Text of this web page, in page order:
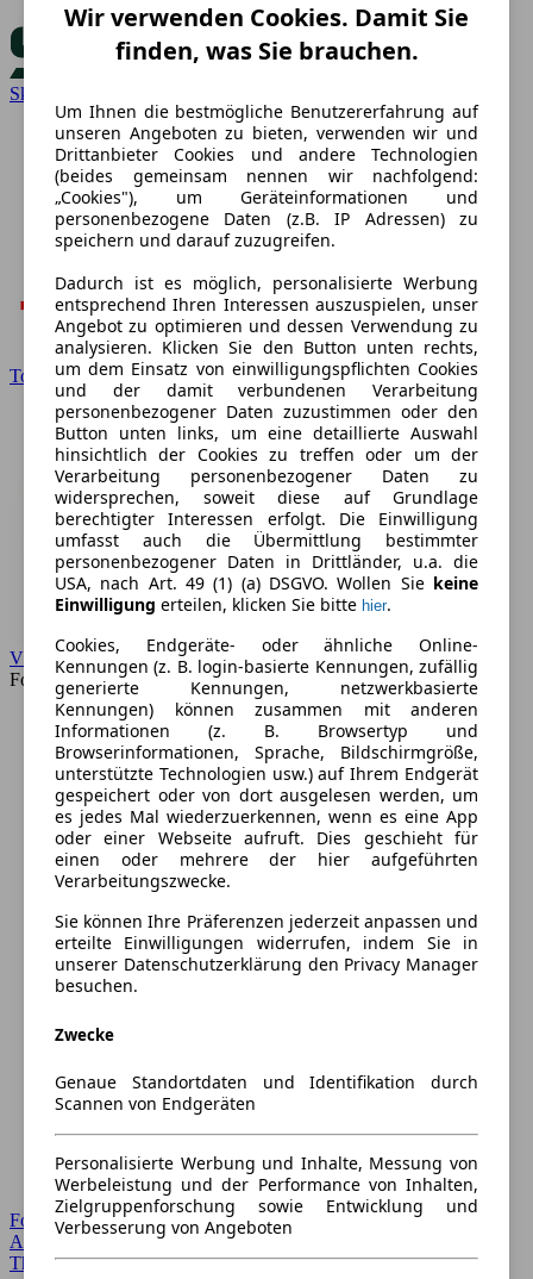
Skoda
Toyota
VW
Forum
Forum Startseite
Alle Auto-Foren
Themen-Forum
Wir verwenden Cookies. Damit Sie
finden, was Sie brauchen.
Um Ihnen die bestmögliche Benutzererfahrung auf
unseren Angeboten zu bieten, verwenden wir und
Drittanbieter Cookies und andere Technologien
(beides gemeinsam nennen wir nachfolgend:
„Cookies"), um Geräteinformationen und
personenbezogene Daten (z.B. IP Adressen) zu
speichern und darauf zuzugreifen.
Dadurch ist es möglich, personalisierte Werbung
entsprechend Ihren Interessen auszuspielen, unser
Angebot zu optimieren und dessen Verwendung zu
analysieren. Klicken Sie den Button unten rechts,
um dem Einsatz von einwilligungspflichten Cookies
und der damit verbundenen Verarbeitung
personenbezogener Daten zuzustimmen oder den
Button unten links, um eine detaillierte Auswahl
hinsichtlich der Cookies zu treffen oder um der
Verarbeitung personenbezogener Daten zu
widersprechen, soweit diese auf Grundlage
berechtigter Interessen erfolgt. Die Einwilligung
umfasst auch die Übermittlung bestimmter
personenbezogener Daten in Drittländer, u.a. die
USA, nach Art. 49 (1) (a) DSGVO. Wollen Sie keine
Einwilligung erteilen, klicken Sie bitte hier.
Cookies, Endgeräte- oder ähnliche Online-
Kennungen (z. B. login-basierte Kennungen, zufällig
generierte Kennungen, netzwerkbasierte
Kennungen) können zusammen mit anderen
Informationen (z. B. Browsertyp und
Browserinformationen, Sprache, Bildschirmgröße,
unterstützte Technologien usw.) auf Ihrem Endgerät
gespeichert oder von dort ausgelesen werden, um
es jedes Mal wiederzuerkennen, wenn es eine App
oder einer Webseite aufruft. Dies geschieht für
einen oder mehrere der hier aufgeführten
Verarbeitungszwecke.
Sie können Ihre Präferenzen jederzeit anpassen und
erteilte Einwilligungen widerrufen, indem Sie in
unserer Datenschutzerklärung den Privacy Manager
besuchen.
Zwecke
Genaue Standortdaten und Identifikation durch
Scannen von Endgeräten
Personalisierte Werbung und Inhalte, Messung von
Werbeleistung und der Performance von Inhalten,
Zielgruppenforschung sowie Entwicklung und
Verbesserung von Angeboten